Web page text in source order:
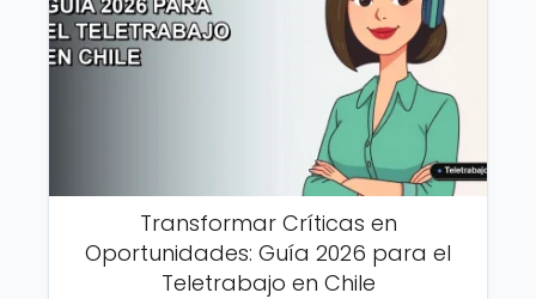
Transformar Críticas en
Oportunidades: Guía 2026 para el
Teletrabajo en Chile